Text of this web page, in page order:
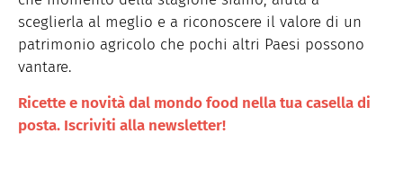
sceglierla al meglio e a riconoscere il valore di un
patrimonio agricolo che pochi altri Paesi possono
vantare.
Ricette e novità dal mondo food nella tua casella di
posta. Iscriviti alla newsletter!